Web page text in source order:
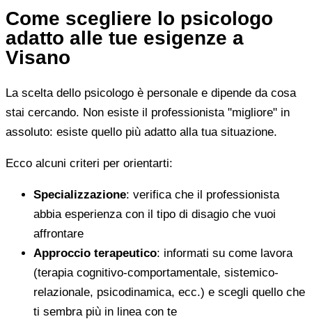
Come scegliere lo psicologo
adatto alle tue esigenze a
Visano
La scelta dello psicologo è personale e dipende da cosa
stai cercando. Non esiste il professionista "migliore" in
assoluto: esiste quello più adatto alla tua situazione.
Ecco alcuni criteri per orientarti:
Specializzazione: verifica che il professionista
abbia esperienza con il tipo di disagio che vuoi
affrontare
Approccio terapeutico: informati su come lavora
(terapia cognitivo-comportamentale, sistemico-
relazionale, psicodinamica, ecc.) e scegli quello che
ti sembra più in linea con te